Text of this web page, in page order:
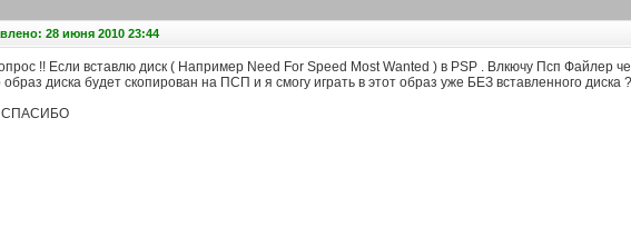
28 июня 2010 23:44
!! Если вставлю диск ( Например Need For Speed Most Wanted ) в PSP . Влкючу Псп Файлер
образ диска будет скопирован на ПСП и я смогу играть в этот образ уже БЕЗ вставленного
СПАСИБО